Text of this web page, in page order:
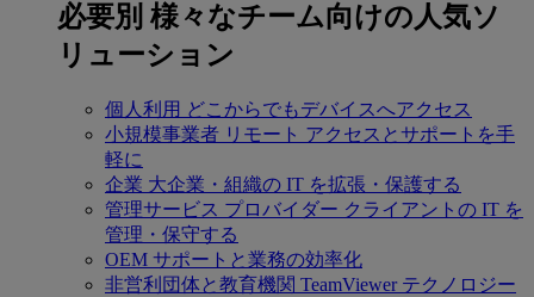
必要別 様々なチーム向けの人気ソ
リューション
個人利用 どこからでもデバイスへアクセス
小規模事業者 リモート アクセスとサポートを手
軽に
企業 大企業・組織の IT を拡張・保護する
管理サービス プロバイダー クライアントの IT を
管理・保守する
OEM サポートと業務の効率化
非営利団体と教育機関 TeamViewer テクノロジー